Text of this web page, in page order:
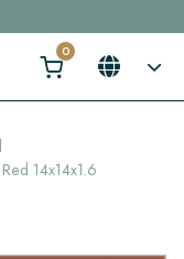
idéal en 2 min. →
14x14x1.6